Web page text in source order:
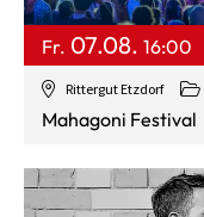
Rittergut Etzdorf
Fr. 07.08. 16:00
Mahagoni Festival